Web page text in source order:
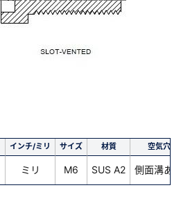
インチ/ミリ サイズ 材質 空気穴
ミリ M6 SUS A2 側面溝あ